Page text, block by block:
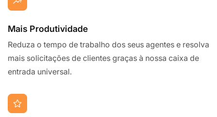
Mais Produtividade
Reduza o tempo de trabalho dos seus agentes e resolva
mais solicitações de clientes graças à nossa caixa de
entrada universal.